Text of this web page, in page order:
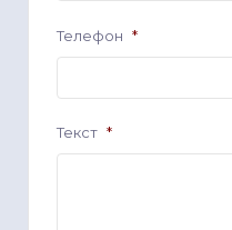
Телефон *
Текст *